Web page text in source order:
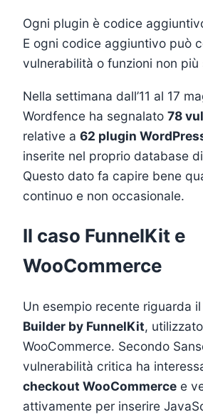
Ogni plugin è codice
E ogni codice aggiuntivo può
vulnerabilità o funzioni non più
Nella settimana dall’11 al 17
Wordfence ha segnalato 78
relative a 62 plugin
inserite nel proprio database
Questo dato fa capire bene
continuo e non occasionale.
Il caso FunnelKit e
WooCommerce
Un esempio recente riguarda
Builder by FunnelKit,
WooCommerce. Secondo
vulnerabilità critica ha
checkout WooCommerce e
attivamente per inserire